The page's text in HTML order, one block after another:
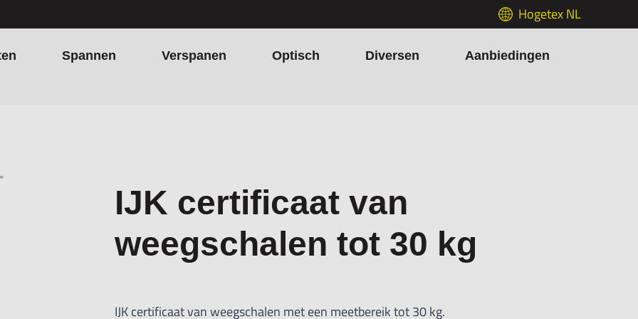
Hogetex NL
Spannen Verspanen Optisch Diversen Aanbiedingen
IJK certificaat van
weegschalen tot 30 kg
IJK certificaat van weegschalen met een meetbereik tot 30 kg.